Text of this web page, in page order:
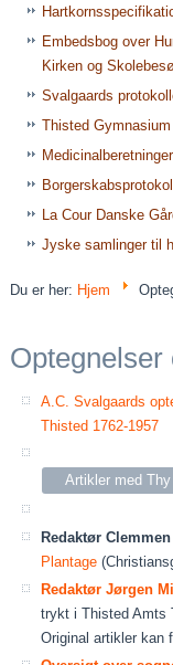
Embedsbog over
Kirken og
Svalgaards
Thisted
Medicinalberetninger
Borgerskabsprotokol
La Cour Danske
Jyske samlinger til
Du er her: Hjem
A.C. Svalgaards
Thisted 1762-1957
Artikler med
Redaktør
Plantage
Redaktør Jørgen
trykt i Thisted Amts
Original artikler kan